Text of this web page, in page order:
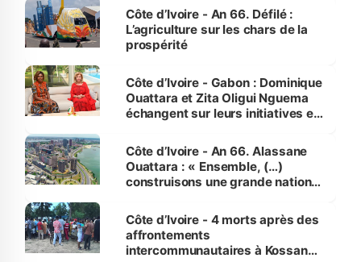
Côte d’Ivoire - An 66. Défilé :
L’agriculture sur les chars de la
prospérité
Côte d’Ivoire - Gabon : Dominique
Ouattara et Zita Oligui Nguema
échangent sur leurs initiatives en
enfants
Côte d’Ivoire - An 66. Alassane
Ouattara : « Ensemble, (…)
construisons une grande nation
générations futures »
Côte d’Ivoire - 4 morts après des
affrontements
intercommunautaires à Kossandji